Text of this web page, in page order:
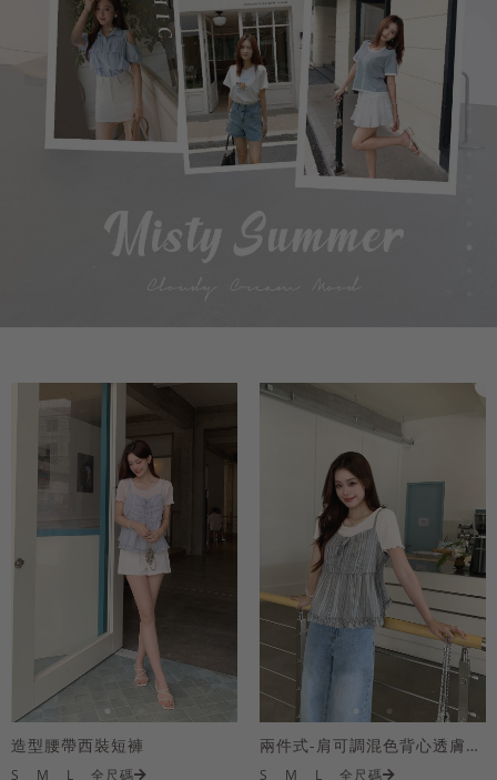
涼感
造型腰帶西裝短褲
S M L 全尺碼
兩件式-肩可調混色背心透膚上衣套組
S M L 全尺碼